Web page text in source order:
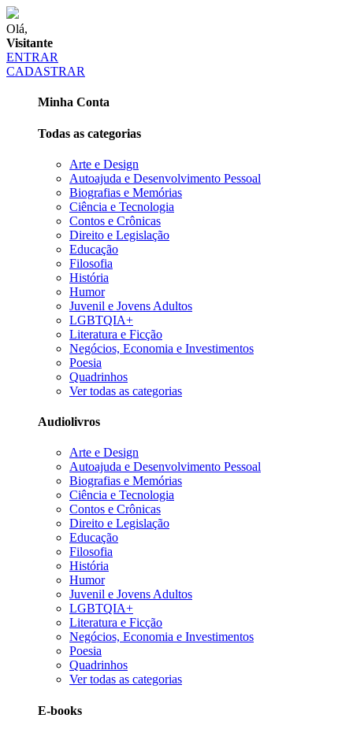
Olá,
Visitante
ENTRAR
CADASTRAR
Minha Conta
Todas as categorias
Arte e Design
Autoajuda e Desenvolvimento Pessoal
Biografias e Memórias
Ciência e Tecnologia
Contos e Crônicas
Direito e Legislação
Educação
Filosofia
História
Humor
Juvenil e Jovens Adultos
LGBTQIA+
Literatura e Ficção
Negócios, Economia e Investimentos
Poesia
Quadrinhos
Ver todas as categorias
Audiolivros
Arte e Design
Autoajuda e Desenvolvimento Pessoal
Biografias e Memórias
Ciência e Tecnologia
Contos e Crônicas
Direito e Legislação
Educação
Filosofia
História
Humor
Juvenil e Jovens Adultos
LGBTQIA+
Literatura e Ficção
Negócios, Economia e Investimentos
Poesia
Quadrinhos
Ver todas as categorias
E-books